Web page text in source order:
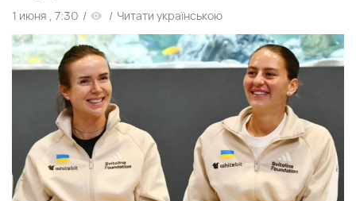
1 июня , 7:30 / / Читати українською